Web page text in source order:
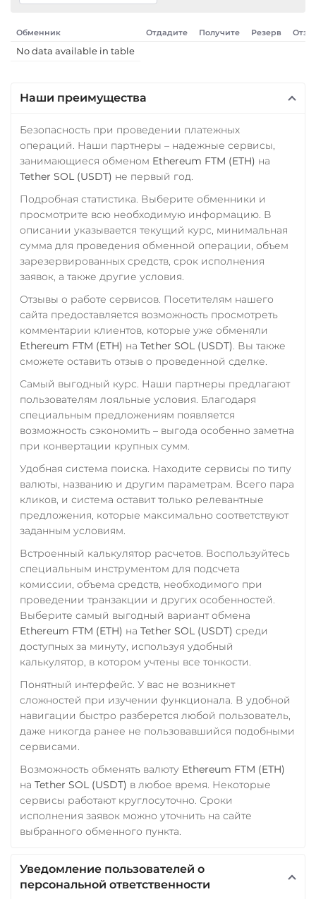
Pol (ex-MATIC)
POL ERC20
Quant (QNT)
Ravencoin (RVN)
Ripple (XRP)
Shib
ERC20 BEP20
Solana (SOL)
StableUSD (USDS)
Starknet (STRK)
Stellar (XLM)
Sui
Sushi
Terra (LUNA)
Terra Classic (LUNC)
Tether (USDT)
Omni
ARB
AVAXC
OP
TON
NEAR APT
Tether Gold (XAUt)
Tezos (XTZ)
The Sandbox (SAND)
THETA
Tornado Cash (TORN)
Tron (TRX)
TrueUSD (TUSD)
ERC20 TRC20 BEP
TRUMP
BEP20
Uniswap (UNI)
ERC20
ERC20 BEP20
AVAX
SOL
Polygon
Россельхоз банк RUB
Русский Стандарт RUB
Сбербанк
RUB KZT QR RUB
СБП RUB
Совкомбанк RUB
Счет ИП/ООО
UAH RUB USD EUR
Тинькофф
RUB QR RUB
Фридом Банк KZT
Центр Кредит KZT
Элкарт KGS
Обменник Отдадите Получите Резерв
No data available in table
Наши преимущества
Безопасность при проведении платежных
операций. Наши партнеры – надежные сервисы,
занимающиеся обменом Ethereum FTM (ETH) на
Tether SOL (USDT) не первый год.
Подробная статистика. Выберите обменники и
просмотрите всю необходимую информацию. В
описании указывается текущий курс, минимальная
сумма для проведения обменной операции, объем
зарезервированных средств, срок исполнения
заявок, а также другие условия.
Отзывы о работе сервисов. Посетителям нашего
сайта предоставляется возможность просмотреть
комментарии клиентов, которые уже обменяли
Ethereum FTM (ETH) на Tether SOL (USDT). Вы также
сможете оставить отзыв о проведенной сделке.
Самый выгодный курс. Наши партнеры предлагают
пользователям лояльные условия. Благодаря
специальным предложениям появляется
возможность сэкономить – выгода особенно заметна
при конвертации крупных сумм.
Удобная система поиска. Находите сервисы по типу
валюты, названию и другим параметрам. Всего пара
кликов, и система оставит только релевантные
предложения, которые максимально соответствуют
заданным условиям.
Встроенный калькулятор расчетов. Воспользуйтесь
специальным инструментом для подсчета
комиссии, объема средств, необходимого при
проведении транзакции и других особенностей.
Выберите самый выгодный вариант обмена
Ethereum FTM (ETH) на Tether SOL (USDT) среди
доступных за минуту, используя удобный
калькулятор, в котором учтены все тонкости.
Понятный интерфейс. У вас не возникнет
сложностей при изучении функционала. В удобной
навигации быстро разберется любой пользователь,
даже никогда ранее не пользовавшийся подобными
сервисами.
Возможность обменять валюту Ethereum FTM (ETH)
на Tether SOL (USDT) в любое время. Некоторые
сервисы работают круглосуточно. Сроки
исполнения заявок можно уточнить на сайте
выбранного обменного пункта.
Уведомление пользователей о
персональной ответственности